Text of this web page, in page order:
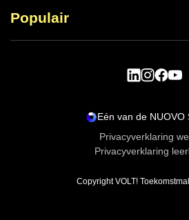
Populair
Eén van de NUOVO
Privacyverklaring
Privacyverklaring
Copyright VOLT!